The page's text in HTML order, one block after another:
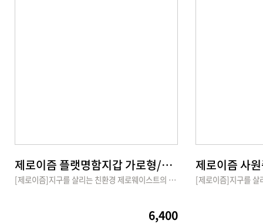
제로이즘 플랫명함지갑 가로형/세로형
[제로이즘]지구를 살리는 친환경 제로웨이스트의 시작
6,400
제로이즘 사